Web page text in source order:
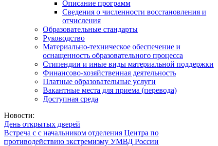
Описание программ
Сведения о численности восстановления и
отчисления
Образовательные стандарты
Руководство
Материально-техническое обеспечение и
оснащенность образовательного процесса
Стипендии и иные виды материальной поддержки
Финансово-хозяйственная деятельность
Платные образовательные услуги
Вакантные места для приема (перевода)
Доступная среда
Новости:
День открытых дверей
Встреча с с начальником отделения Центра по
противодействию экстремизму УМВД России